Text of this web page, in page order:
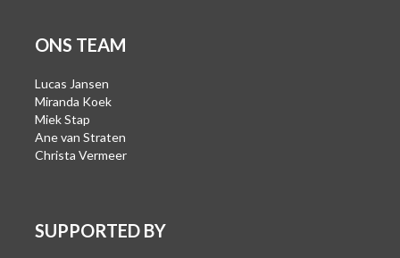
ONS TEAM
Lucas Jansen
Miranda Koek
Miek Stap
Ane van Straten
Christa Vermeer
SUPPORTED BY